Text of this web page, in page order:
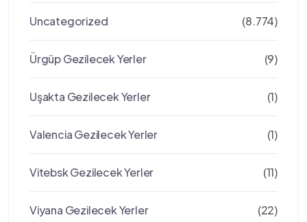
Uncategorized (8.774)
Ürgüp Gezilecek Yerler (9)
Uşakta Gezilecek Yerler (1)
Valencia Gezilecek Yerler (1)
Vitebsk Gezilecek Yerler (11)
Viyana Gezilecek Yerler (22)